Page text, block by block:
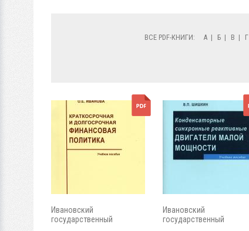
ВСЕ PDF-КНИГИ: А | Б | В | Г
Ивановский
государственный
Ивановский
государственный